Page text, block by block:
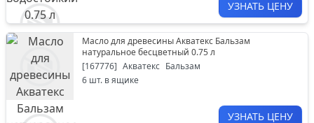
УЗНАТЬ ЦЕНУ
Масло для древесины Акватекс Бальзам
натуральное бесцветный 0.75 л
[167776] Акватекс Бальзам
6 шт. в ящике
УЗНАТЬ ЦЕНУ